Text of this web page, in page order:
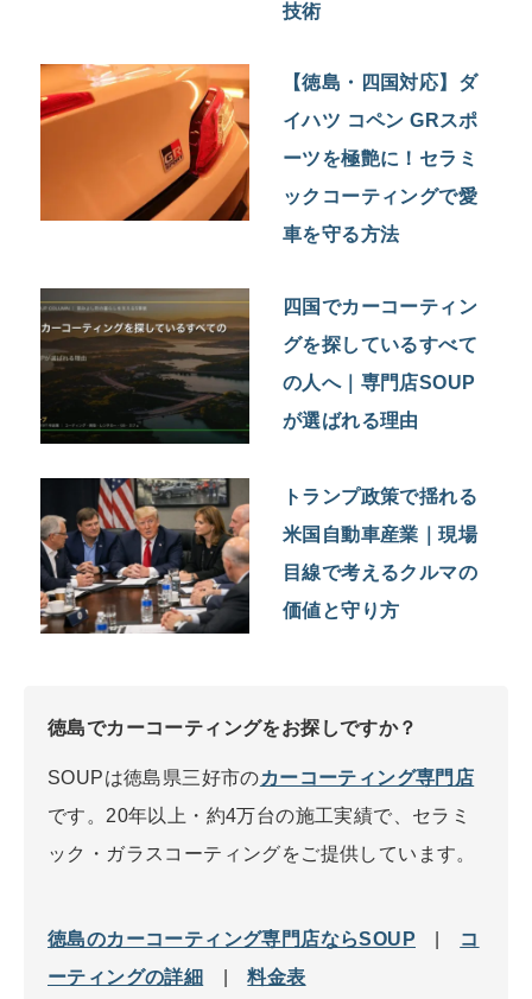
技術
【徳島・四国対応】ダ
イハツ コペン GRスポ
ーツを極艶に！セラミ
ックコーティングで愛
車を守る方法
四国でカーコーティン
グを探しているすべて
の人へ｜専門店SOUP
が選ばれる理由
トランプ政策で揺れる
米国自動車産業｜現場
目線で考えるクルマの
価値と守り方
徳島でカーコーティングをお探しですか？
SOUPは徳島県三好市のカーコーティング専門店
です。20年以上・約4万台の施工実績で、セラミ
ック・ガラスコーティングをご提供しています。
徳島のカーコーティング専門店ならSOUP
コ
ーティングの詳細
|料金表